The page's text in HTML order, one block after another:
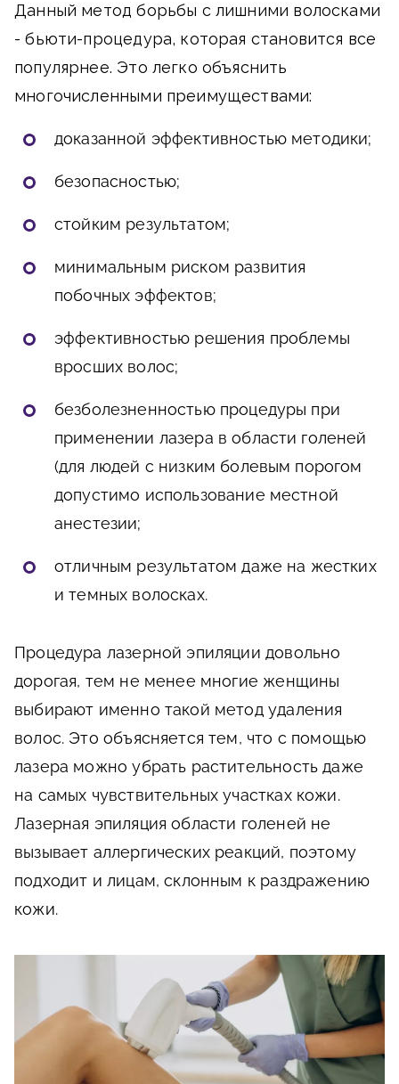
Данный метод борьбы с лишними волосками
- бьюти-процедура, которая становится все
популярнее. Это легко объяснить
многочисленными преимуществами:
доказанной эффективностью методики;
безопасностью;
стойким результатом;
минимальным риском развития
побочных эффектов;
эффективностью решения проблемы
вросших волос;
безболезненностью процедуры при
применении лазера в области голеней
(для людей с низким болевым порогом
допустимо использование местной
анестезии;
отличным результатом даже на жестких
и темных волосках.
Процедура лазерной эпиляции довольно
дорогая, тем не менее многие женщины
выбирают именно такой метод удаления
волос. Это объясняется тем, что с помощью
лазера можно убрать растительность даже
на самых чувствительных участках кожи.
Лазерная эпиляция области голеней не
вызывает аллергических реакций, поэтому
подходит и лицам, склонным к раздражению
кожи.